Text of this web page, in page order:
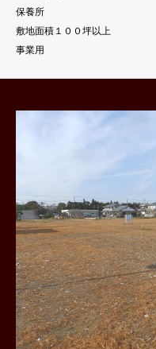
保養所
敷地面積１００坪以上
事業用